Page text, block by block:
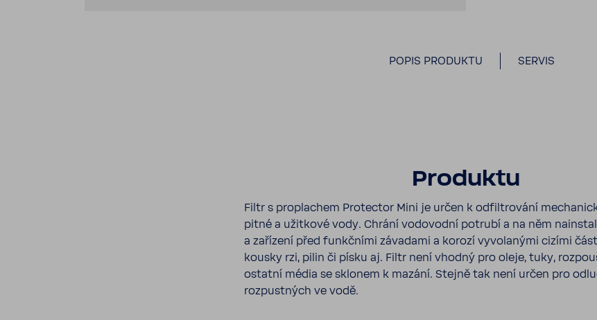
POPIS PRODUKTU SERVIS
Produktu
Filtr s propla­chem Protector Mini je určen k odfil­tro­vání
pitné a užit­kové vody. Chrání vodo­vodní potrubí a na něm
a zaří­zení před funkč­ními záva­dami a korozí vyvo­la­nými cizími
kousky rzi, pilin či písku aj. Filtr není vhodný pro oleje, tuky,
ostatní média se sklonem k mazání. Stejně tak není určen pro
rozpust­ných ve vodě.